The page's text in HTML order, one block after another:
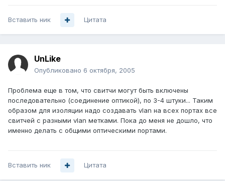
Вставить ник Цитата
UnLike
Опубликовано 6 октября, 2005
Проблема еще в том, что свитчи могут быть включены
последовательно (соединение оптикой), по 3-4 штуки... Таким
образом для изоляции надо создавать vlan на всех портах все
свитчей с разными vlan метками. Пока до меня не дошло, что
именно делать с общими оптическими портами.
Вставить ник Цитата